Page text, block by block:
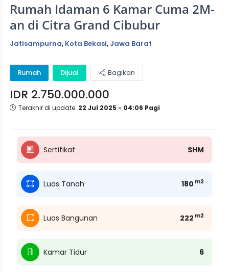
Rumah Idaman 6 Kamar Cuma 2M-
an di Citra Grand Cibubur
Jatisampurna, Kota Bekasi, Jawa Barat
Rumah Dijual Bagikan
IDR 2.750.000.000
Terakhir di update: 22 Jul 2025 - 04:06 Pagi
Sertifikat SHM
Luas Tanah 180 m2
Luas Bangunan 222 m2
Kamar Tidur 6